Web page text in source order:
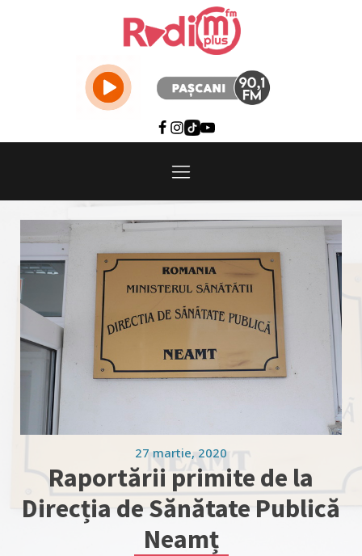
27 martie, 2020
Raportării primite de la
Direcția de Sănătate Publică
Neamț